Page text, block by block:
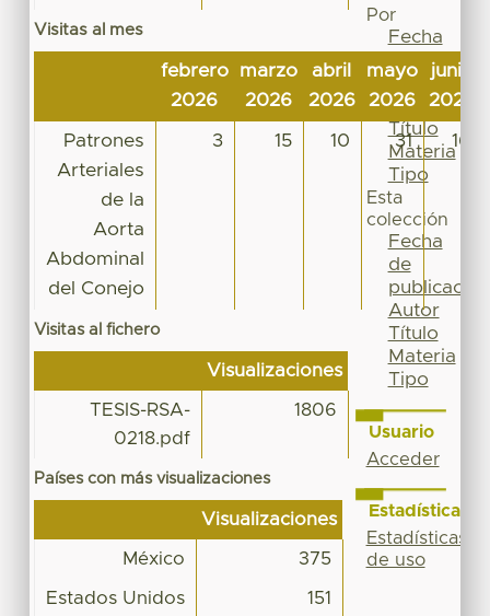
Visitas al mes
febrero
2026
marzo
2026
abril
2026
mayo
2026
junio
2026
Patrones
Arteriales
de la
Aorta
Abdominal
del Conejo
3 15 10 31 16
Visitas al fichero
Visualizaciones
TESIS-RSA-
0218.pdf
1806
Países con más visualizaciones
Visualizaciones
México 375
Estados Unidos 151
Por
Fecha
publicación
Autor
Título
Materia
Tipo
Esta
colección
Fecha
de
publicación
Autor
Título
Materia
Tipo
Usuario
Acceder
Estadísticas
Estadísticas
de uso